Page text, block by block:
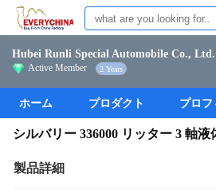
Hubei Runli Special Automobile Co., Ltd.
Active Member 2 Years
ホーム プロダクト プロフ
シルバリー 336000 リッター 3 軸
製品詳細